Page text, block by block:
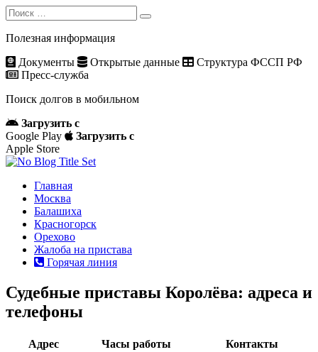
Search
for:
Search
Полезная информация
Документы
Открытые данные
Структура ФССП РФ
Пресс-служба
Поиск долгов в мобильном
Загрузить с
Google Play
Загрузить с
Apple Store
Главная
Москва
Балашиха
Красногорск
Орехово
Жалоба на пристава
Горячая линия
Судебные приставы Королёва: адреса и
телефоны
Адрес Часы работы Контакты